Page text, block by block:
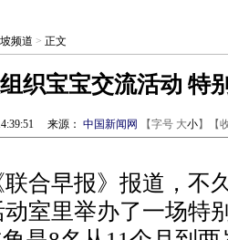
频道 > 正文
织宝宝交流活动 特
来源： 中国新闻网 【字号 大小】【
早报》报道，不
室里举办了一场特